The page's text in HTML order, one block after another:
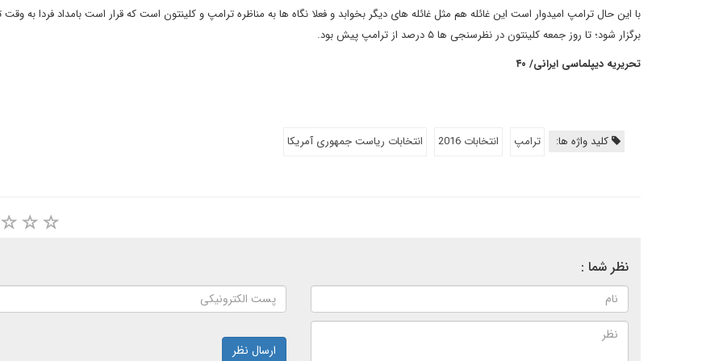
با این حال ترامپ امیدوار است این غائله هم مثل غائله های دیگر بخوابد و فعلا نگاه ها به مناظره ترامپ و کلینتون است که قرار است بامداد فردا به وقت
برگزار شود؛ تا روز جمعه کلینتون در نظرسنجی ها ۵ درصد از ترامپ پیش بود.
تحریریه دیپلماسی ایرانی/ ۴۰
کلید واژه ها: ترامپ انتخابات 2016 انتخابات ریاست جمهوری آمریکا
نظر شما :
ارسال نظر